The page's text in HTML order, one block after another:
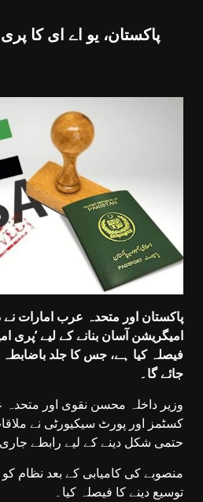
پاکستان، یو اے ای کا
پاکستان اور متحدہ عرب امارات
امیگریشن آسان بنانے کے لیے ’پری
فیصلہ کیا ہے، جس کا جلد باضابطہ
جائے گا۔
وزیر داخلہ محسن نقوی اور
کسٹمز اور پورٹ سیکیورٹی نے
حتمی شکل دینے کے لیے رابطے جاری
منصوبے کی کامیابی کے بعد نظام
توسیع دینے کا فیصلہ کیا۔